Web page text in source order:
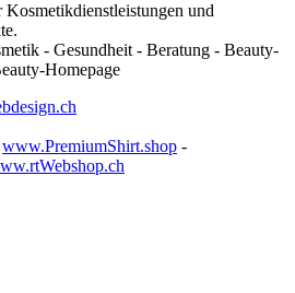
und
- Gesundheit - Beratung - Beauty-
Homepage
www.PremiumShirt.shop -